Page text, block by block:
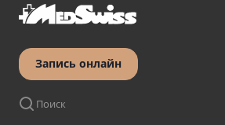
Запись онлайн
Поиск